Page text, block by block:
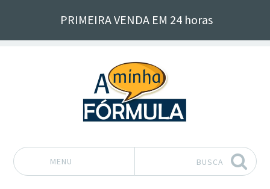
PRIMEIRA VENDA EM 24 horas
MENU BUSCA